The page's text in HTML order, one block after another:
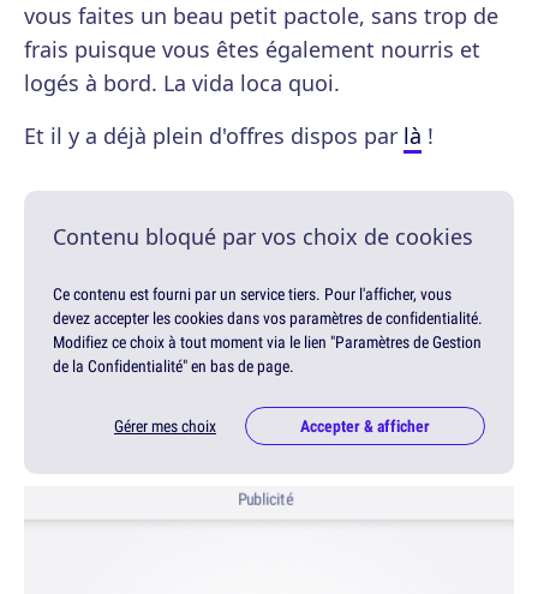
vous faites un beau petit pactole, sans trop de
frais puisque vous êtes également nourris et
logés à bord. La vida loca quoi.
Et il y a déjà plein d'offres dispos par là !
Contenu bloqué par vos choix de cookies
Ce contenu est fourni par un service tiers. Pour l'afficher, vous
devez accepter les cookies dans vos paramètres de confidentialité.
Modifiez ce choix à tout moment via le lien "Paramètres de Gestion
de la Confidentialité" en bas de page.
Gérer mes choix Accepter & afficher
Publicité